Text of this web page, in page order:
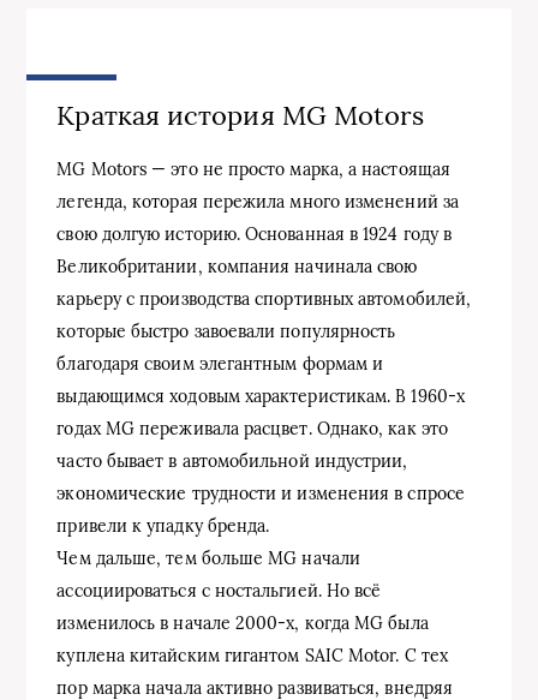
Краткая история MG Motors
MG Motors — это не просто марка, а настоящая
легенда, которая пережила много изменений за
свою долгую историю. Основанная в 1924 году в
Великобритании, компания начинала свою
карьеру с производства спортивных автомобилей,
которые быстро завоевали популярность
благодаря своим элегантным формам и
выдающимся ходовым характеристикам. В 1960-х
годах MG переживала расцвет. Однако, как это
часто бывает в автомобильной индустрии,
экономические трудности и изменения в спросе
привели к упадку бренда.
Чем дальше, тем больше MG начали
ассоциироваться с ностальгией. Но всё
изменилось в начале 2000-х, когда MG была
куплена китайским гигантом SAIC Motor. С тех
пор марка начала активно развиваться, внедряя